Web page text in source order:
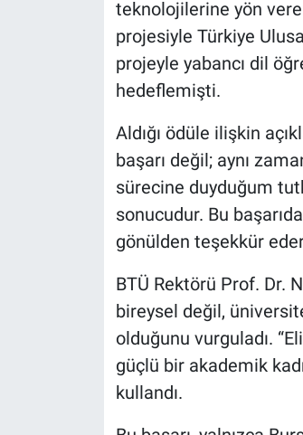
teknolojilerine yön
projesiyle Türkiye
projeyle yabancı dil
hedeflemişti.
Aldığı ödüle ilişkin
başarı değil; aynı
sürecine duyduğum
sonucudur. Bu
gönülden teşekkür
BTÜ Rektörü Prof. Dr.
bireysel değil,
olduğunu vurguladı.
güçlü bir akademik
kullandı.